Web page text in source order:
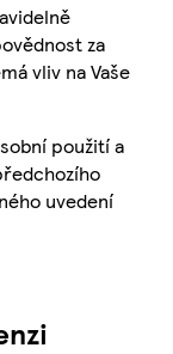
za
vliv na Vaše
použití a
uvedení